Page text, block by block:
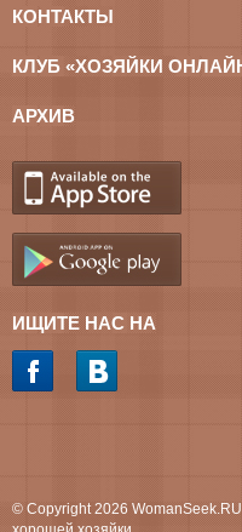
КОНТАКТЫ
КЛУБ «ХОЗЯЙКИ
АРХИВ
ИЩИТЕ НАС НА
© Copyright 2026